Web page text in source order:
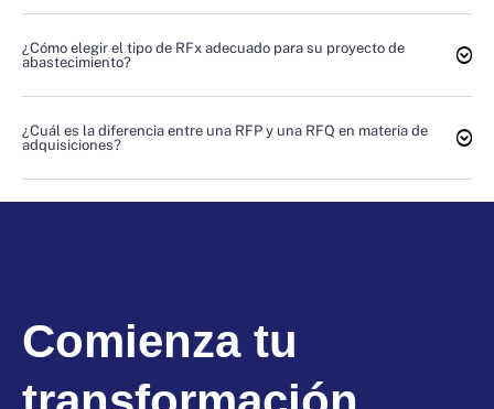
¿Cómo elegir el tipo de RFx adecuado para su proyecto de
abastecimiento?
¿Cuál es la diferencia entre una RFP y una RFQ en materia de
adquisiciones?
Comienza tu